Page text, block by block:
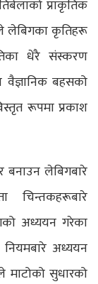
प्राकृतिक
लेबिगका कृतिहरू
धेरै संस्करण
वैज्ञानिक बहसको
रूपमा प्रकाश
बनाउन लेबिगबारे
चिन्तकहरूबारे
अध्ययन गरेका
नियमबारे अध्ययन
माटोको सुधारको